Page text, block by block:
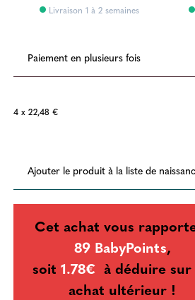
Livraison 1 à 2 semaines
Paiement en plusieurs fois
4 x 22,48 €
Ajouter le produit à la liste de
Cet achat vous
89 BabyPoints,
soit 1.78€ à déduire
achat ultérieur !